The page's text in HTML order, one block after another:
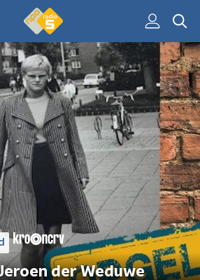
der Weduwe